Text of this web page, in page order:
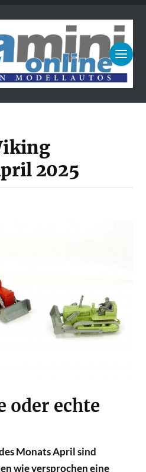
2025
oder echte
Monats April sind
wie versprochen eine